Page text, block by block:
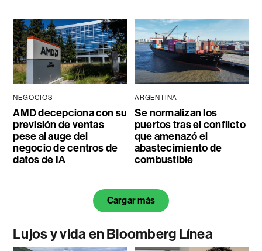
NEGOCIOS
AMD decepciona con su
previsión de ventas
pese al auge del
negocio de centros de
datos de IA
ARGENTINA
Se normalizan los
puertos tras el conflicto
que amenazó el
abastecimiento de
combustible
Cargar más
Lujos y vida en Bloomberg Línea